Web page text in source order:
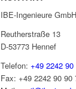
IBE-Ingenieure
Reutherstraße 13
D-53773 Hennef
Telefon: +49 2242
Fax: +49 2242 90 90